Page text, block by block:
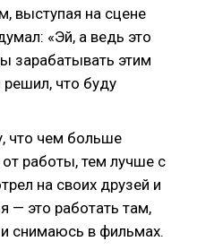
выступая на сцене
«Эй, а ведь это
зарабатывать этим
решил, что буду
что чем больше
работы, тем лучше с
на своих друзей и
— это работать там,
и снимаюсь в фильмах.